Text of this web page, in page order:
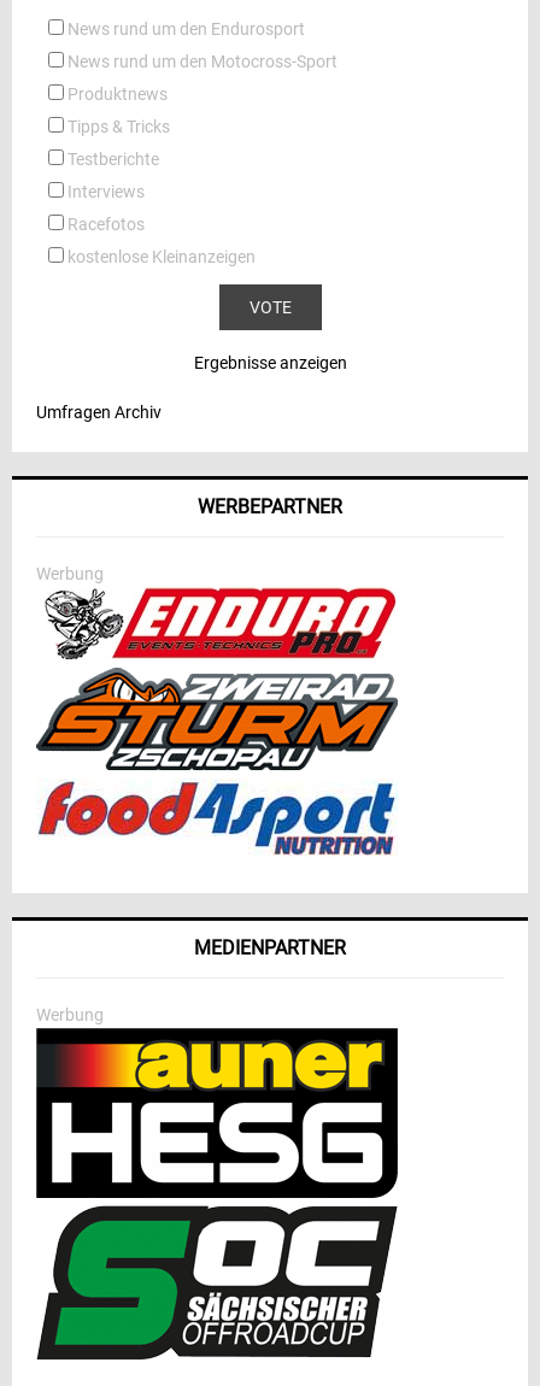
News rund um den Endurosport
News rund um den Motocross-Sport
Produktnews
Tipps & Tricks
Testberichte
Interviews
Racefotos
kostenlose Kleinanzeigen
Ergebnisse anzeigen
Umfragen Archiv
WERBEPARTNER
Werbung
MEDIENPARTNER
Werbung